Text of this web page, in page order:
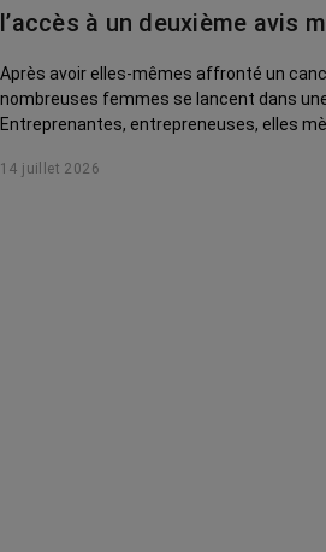
La vie autour
l’accès à un deuxième avis
Après avoir elles-mêmes affronté un
nombreuses femmes se lancent dans une
Entreprenantes, entrepreneuses, elles
Pauline d'Orgeval, créatrice du site
14 juillet 2026